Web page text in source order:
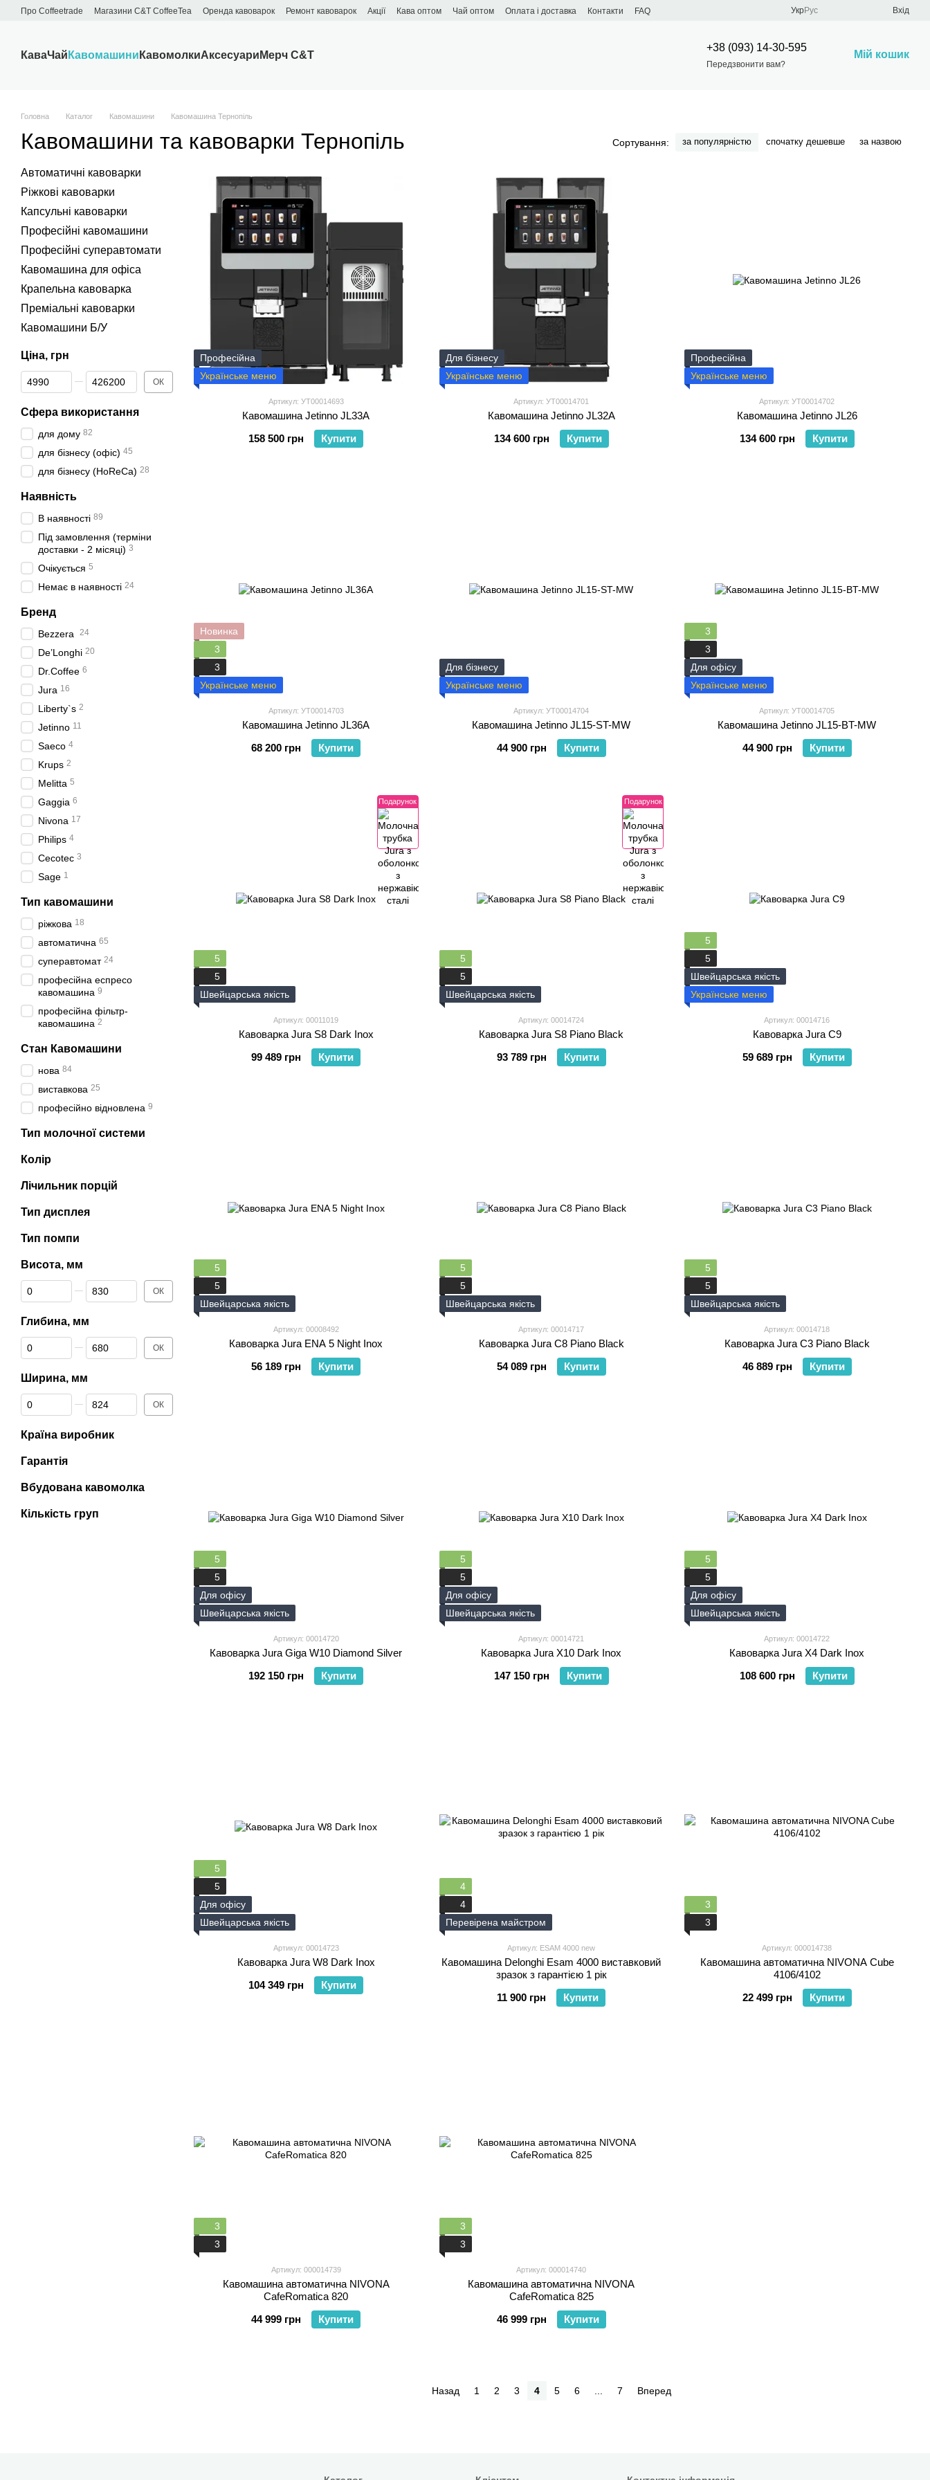
Перейти до основного контенту
Про Сoffeetrade Магазини C&T CoffeeTea Оренда кавоварок Ремонт кавоварок Акції Кава оптом Чай оптом Оплата і доставка Контакти
FAQ
УкрРус Вхід
КаваЧай Кавомашини КавомолкиАксесуари Мерч C&T
+38 (093) 14-30-595
Передзвонити вам?
Мій кошик
Головна Каталог Кавомашини Кавомашина Тернопіль
Кавомашини та кавоварки Тернопіль Сортування: за популярністю спочатку дешевше за назвою
Професійна
Українське меню
Артикул: УТ00014693
Кавомашина Jetinno JL33A
158 500 грн
Купити
Для бізнесу
Українське меню
Артикул: УТ00014701
Кавомашина Jetinno JL32A
134 600 грн
Купити
Професійна
Українське меню
Артикул: УТ00014702
Кавомашина Jetinno JL26
134 600 грн
Купити
Новинка
3
3
Українське меню
Артикул: УТ00014703
Кавомашина Jetinno JL36A
68 200 грн
Купити
Для бізнесу
Українське меню
Артикул: УТ00014704
Кавомашина Jetinno JL15-ST-MW
44 900 грн
Купити
3
3
Для офісу
Українське меню
Артикул: УТ00014705
Кавомашина Jetinno JL15-BT-MW
44 900 грн
Купити
Подарунок
5
5
Швейцарська якість
Артикул: 00011019
Кавоварка Jura S8 Dark Inox
99 489 грн
Купити
Подарунок
5
5
Швейцарська якість
Артикул: 00014724
Кавоварка Jura S8 Piano Black
93 789 грн
Купити
5
5
Швейцарська якість
Українське меню
Артикул: 00014716
Кавоварка Jura C9
59 689 грн
Купити
5
5
Швейцарська якість
Артикул: 00008492
Кавоварка Jura ENA 5 Night Inox
56 189 грн
Купити
5
5
Швейцарська якість
Артикул: 00014717
Кавоварка Jura C8 Piano Black
54 089 грн
Купити
5
5
Швейцарська якість
Артикул: 00014718
Кавоварка Jura C3 Piano Black
46 889 грн
Купити
5
5
Для офісу
Швейцарська якість
Артикул: 00014720
Кавоварка Jura Giga W10 Diamond Silver
192 150 грн
Купити
5
5
Для офісу
Швейцарська якість
Артикул: 00014721
Кавоварка Jura X10 Dark Inox
147 150 грн
Купити
5
5
Для офісу
Швейцарська якість
Артикул: 00014722
Кавоварка Jura X4 Dark Inox
108 600 грн
Купити
5
5
Для офісу
Швейцарська якість
Артикул: 00014723
Кавоварка Jura W8 Dark Inox
104 349 грн
Купити
4
4
Перевірена майстром
Артикул: ESAM 4000 new
Кавомашина Delonghi Esam 4000 виставковий
зразок з гарантією 1 рік
11 900 грн
Купити
3
3
Артикул: 000014738
Кавомашина автоматична NIVONA Cube
4106/4102
22 499 грн
Купити
3
3
Артикул: 000014739
Кавомашина автоматична NIVONA
CafeRomatica 820
44 999 грн
Купити
3
3
Артикул: 000014740
Кавомашина автоматична NIVONA
CafeRomatica 825
46 999 грн
Купити
Назад 1 2 3 4 5 6 7 Вперед
Автоматичні кавоварки
Ріжкові кавоварки
Капсульні кавоварки
Професійні кавомашини
Професійні суперавтомати
Кавомашина для офіса
Крапельна кавоварка
Преміальні кавоварки
Кавомашини Б/У
Ціна, грн
Від Ціна, грн
До Ціна, грн ОК
Сфера використання
для дому 82
для бізнесу (офіс) 45
для бізнесу (HoReCa) 28
Наявність
В наявності 89
Під замовлення (терміни
доставки - 2 місяці) 3
Очікується 5
Немає в наявності 24
Бренд
Bezzera 24
De’Longhi 20
Dr.Coffee 6
Jura 16
Liberty`s 2
Jetinno 11
Saeco 4
Krups 2
Melitta 5
Gaggia 6
Nivona 17
Philips 4
Cecotec 3
Sage 1
Тип кавомашини
ріжкова 18
автоматична 65
суперавтомат 24
професійна еспресо
кавомашина 9
професійна фільтр-
кавомашина 2
Стан Кавомашини
нова 84
виставкова 25
професійно відновлена 9
Тип молочної системи
Колір
Лічильник порцій
Тип дисплея
Тип помпи
Висота, мм
Від Висота, мм
До Висота, мм ОК
Глибина, мм
Від Глибина, мм
До Глибина, мм ОК
Ширина, мм
Від Ширина, мм
До Ширина, мм ОК
Країна виробник
Гарантія
Вбудована кавомолка
Кількість груп